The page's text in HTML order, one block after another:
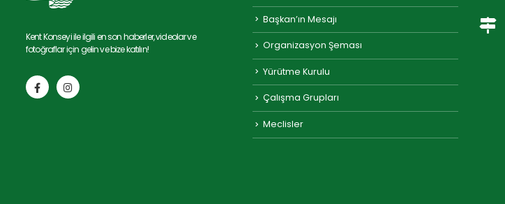
Kent Konseyi ile ilgili en son haberler, videolar ve
fotoğraflar için gelin ve bize katılın!
Başkan’ın Mesajı
Organizasyon Şeması
Yürütme Kurulu
Çalışma Grupları
Meclisler